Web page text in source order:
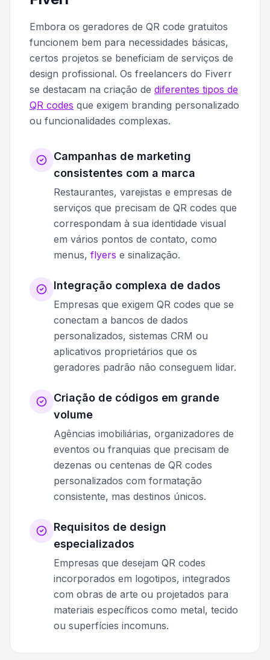
Embora os geradores de QR code gratuitos
funcionem bem para necessidades básicas,
certos projetos se beneficiam de serviços de
design profissional. Os freelancers do Fiverr
se destacam na criação de diferentes tipos de
QR codes que exigem branding personalizado
ou funcionalidades complexas.
Campanhas de marketing
consistentes com a marca
Restaurantes, varejistas e empresas de
serviços que precisam de QR codes que
correspondam à sua identidade visual
em vários pontos de contato, como
menus, flyers e sinalização.
Integração complexa de dados
Empresas que exigem QR codes que se
conectam a bancos de dados
personalizados, sistemas CRM ou
aplicativos proprietários que os
geradores padrão não conseguem lidar.
Criação de códigos em grande
volume
Agências imobiliárias, organizadores de
eventos ou franquias que precisam de
dezenas ou centenas de QR codes
personalizados com formatação
consistente, mas destinos únicos.
Requisitos de design
especializados
Empresas que desejam QR codes
incorporados em logotipos, integrados
com obras de arte ou projetados para
materiais específicos como metal, tecido
ou superfícies incomuns.